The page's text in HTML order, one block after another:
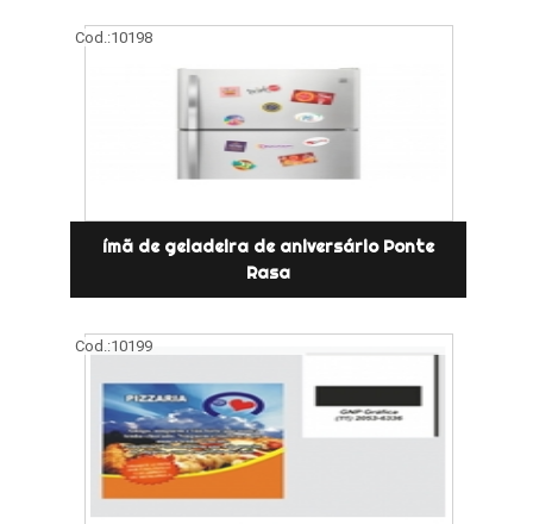
Cod.:10198
ímã de geladeira de aniversário Ponte
Rasa
Cod.:10199